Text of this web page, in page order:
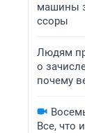
машины
ссоры
Людям
о
почему
Все, что